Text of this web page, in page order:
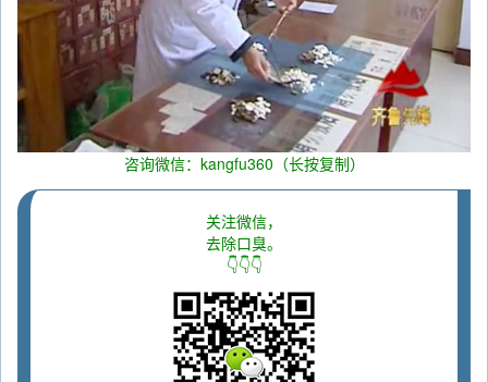
咨询微信：kangfu360（长按复制）
关注微信，
去除口臭。
👇👇👇